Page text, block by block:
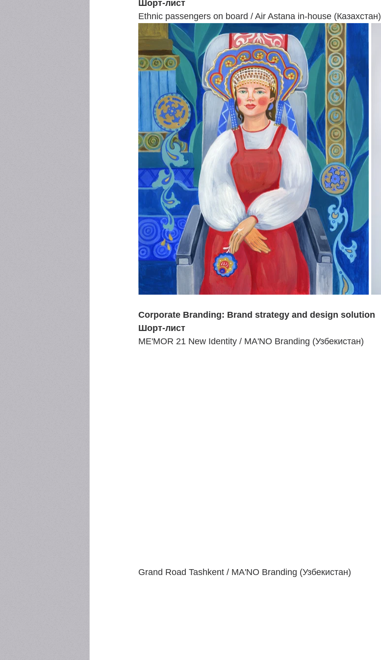
Шорт-лист
Ethnic passengers on board / Air Astana in-house (Казахстан)
Corporate Branding: Brand strategy and design solution
Шорт-лист
ME'MOR 21 New Identity / MA'NO Branding (Узбекистан)
Grand Road Tashkent / MA'NO Branding (Узбекистан)